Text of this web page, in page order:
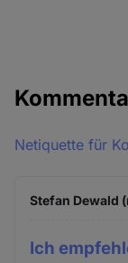
Netiquette für
Stefan Dewald
Ich